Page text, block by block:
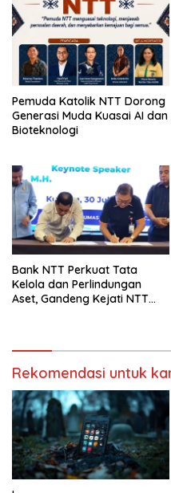
Pemuda Katolik NTT Dorong
Generasi Muda Kuasai AI dan
Bioteknologi
Bank NTT Perkuat Tata
Kelola dan Perlindungan
Aset, Gandeng Kejati NTT
Rekomendasi untuk